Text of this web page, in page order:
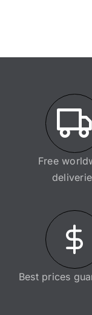
Free
Best prices